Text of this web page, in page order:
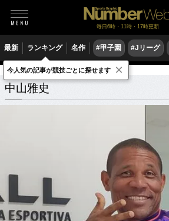
毎日6時・11時・17時更新
最新 ランキング 名作 #甲子園 #Jリーグ
中山雅史 関連記事
中山雅史
今人気の記事が競技ごとに探せます ×